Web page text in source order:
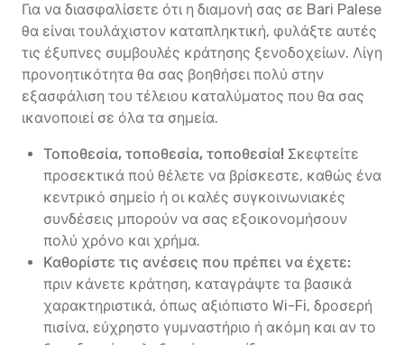
Για να διασφαλίσετε ότι η διαμονή σας σε Bari Palese
θα είναι τουλάχιστον καταπληκτική, φυλάξτε αυτές
τις έξυπνες συμβουλές κράτησης ξενοδοχείων. Λίγη
προνοητικότητα θα σας βοηθήσει πολύ στην
εξασφάλιση του τέλειου καταλύματος που θα σας
ικανοποιεί σε όλα τα σημεία.
Τοποθεσία, τοποθεσία, τοποθεσία! Σκεφτείτε
προσεκτικά πού θέλετε να βρίσκεστε, καθώς ένα
κεντρικό σημείο ή οι καλές συγκοινωνιακές
συνδέσεις μπορούν να σας εξοικονομήσουν
πολύ χρόνο και χρήμα.
Καθορίστε τις ανέσεις που πρέπει να έχετε:
πριν κάνετε κράτηση, καταγράψτε τα βασικά
χαρακτηριστικά, όπως αξιόπιστο Wi-Fi, δροσερή
πισίνα, εύχρηστο γυμναστήριο ή ακόμη και αν το